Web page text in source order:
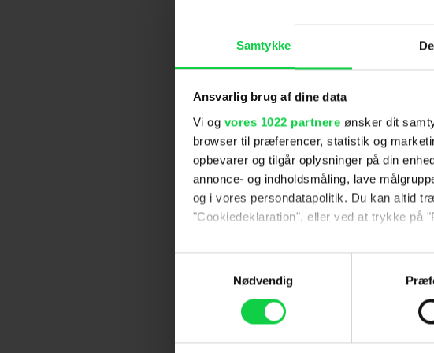
Samtykke
Ansvarlig brug af dine data
Vi og vores 1022 partnere ønsker dit
browser til præferencer, statistik og
opbevarer og tilgår oplysninger på din
annonce- og indholdsmåling, lave
og i vores persondatapolitik. Du kan altid
"Cookiedeklaration", eller ved at trykke på
Hvis du tillader det, vil vi også gerne:
Indsamle præcise oplysninger om
Dine valg anvendes på hele websitet.
Nødvendig